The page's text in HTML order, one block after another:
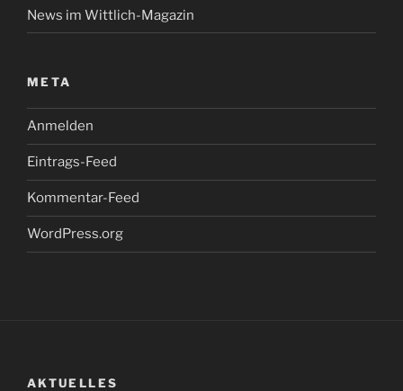
News im Wittlich-Magazin
META
Anmelden
Eintrags-Feed
Kommentar-Feed
WordPress.org
AKTUELLES